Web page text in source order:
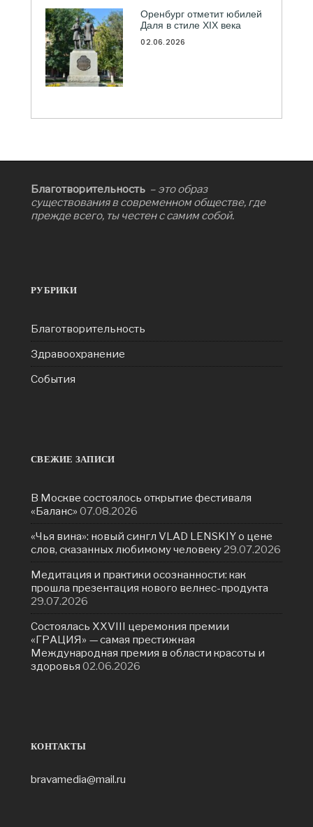
Оренбург отметит юбилей
Даля в стиле XIX века
02.06.2026
Благотворительность – это образ
существования в современном обществе, где
прежде всего, ты честен с самим собой.
РУБРИКИ
Благотворительность
Здравоохранение
События
СВЕЖИЕ ЗАПИСИ
В Москве состоялось открытие фестиваля
«Баланс» 07.08.2026
«Чья вина»: новый сингл VLAD LENSKIY о цене
слов, сказанных любимому человеку 29.07.2026
Медитация и практики осознанности: как
прошла презентация нового велнес-продукта
29.07.2026
Состоялась ХXVIII церемония премии
«ГРАЦИЯ» — самая престижная
Международная премия в области красоты и
здоровья 02.06.2026
КОНТАКТЫ
bravamedia@mail.ru